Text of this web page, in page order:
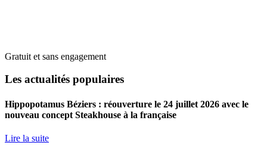
Gratuit et sans engagement
Les actualités populaires
Hippopotamus Béziers : réouverture le 24 juillet 2026 avec le
nouveau concept Steakhouse à la française
Lire la suite